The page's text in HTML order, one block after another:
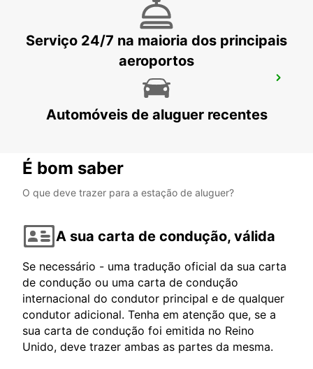
LONDRES ESTAÇÃO VICTORIA
LONDON - UNITED KINGDOM
Serviço 24/7 na maioria dos principais
aeroportos
Automóveis de aluguer recentes
É bom saber
O que deve trazer para a estação de aluguer?
A sua carta de condução, válida
Se necessário - uma tradução oficial da sua carta
de condução ou uma carta de condução
internacional do condutor principal e de qualquer
condutor adicional. Tenha em atenção que, se a
sua carta de condução foi emitida no Reino
Unido, deve trazer ambas as partes da mesma.